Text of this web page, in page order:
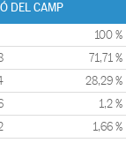
DEL CAMP
100 %
71,71 %
28,29 %
1,2 %
1,66 %